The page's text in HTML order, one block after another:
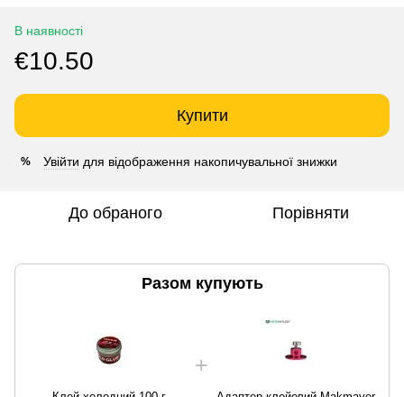
В наявності
€10.50
Купити
% Увійти для відображення накопичувальної знижки
До обраного Порівняти
Разом купують